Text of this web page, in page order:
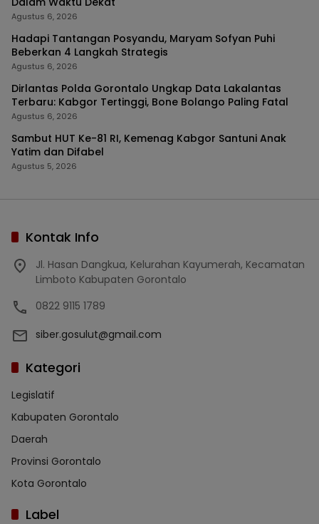
Agustus 6, 2026
Hadapi Tantangan Posyandu, Maryam Sofyan Puhi
Beberkan 4 Langkah Strategis
Agustus 6, 2026
Dirlantas Polda Gorontalo Ungkap Data Lakalantas
Terbaru: Kabgor Tertinggi, Bone Bolango Paling Fatal
Agustus 6, 2026
Sambut HUT Ke-81 RI, Kemenag Kabgor Santuni Anak
Yatim dan Difabel
Agustus 5, 2026
Kontak Info
Jl. Hasan Dangkua, Kelurahan Kayumerah, Kecamatan
Limboto Kabupaten Gorontalo
0822 9115 1789
siber.gosulut@gmail.com
Kategori
Legislatif
Kabupaten Gorontalo
Daerah
Provinsi Gorontalo
Kota Gorontalo
Label